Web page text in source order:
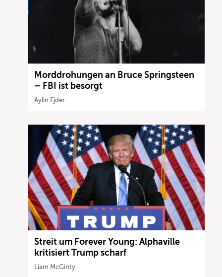
Morddrohungen an Bruce Springsteen
– FBI ist besorgt
Aylin Ejder
Streit um Forever Young: Alphaville
kritisiert Trump scharf
Liam McGinty